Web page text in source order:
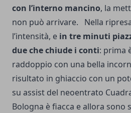
con l’interno mancino, la
non può arrivare. Nella
l’intensità, e in tre minuti
due che chiude i conti: prima
raddoppio con una bella
risultato in ghiaccio con un
su assist del neoentrato
Bologna è fiacca e allora sono